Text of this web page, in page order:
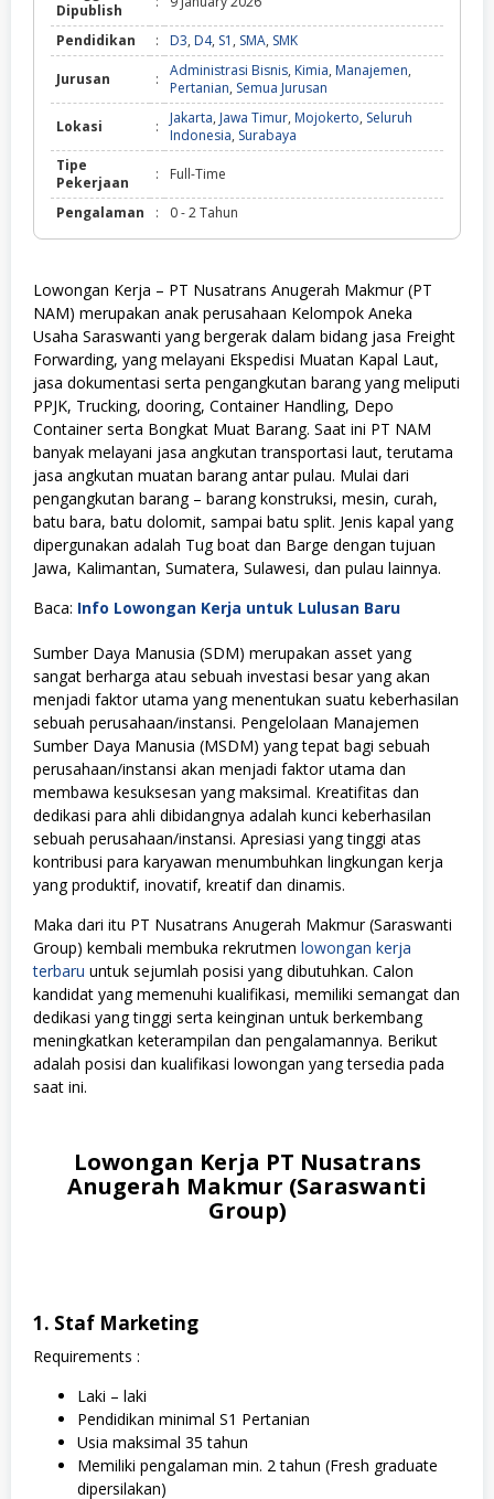
Dipublish
Pendidikan : D3, D4, S1 , SMA, SMK
Jurusan : Administrasi Bisnis, Kimia, Manajemen,
Pertanian, Semua Jurusan
Lokasi : Jakarta, Jawa Timur, Mojokerto, Seluruh
Indonesia, Surabaya
Tipe
Pekerjaan
: Full-Time
Pengalaman : 0 - 2 Tahun
Lowongan Kerja – PT Nusatrans Anugerah Makmur (PT
NAM) merupakan anak perusahaan Kelompok Aneka
Usaha Saraswanti yang bergerak dalam bidang jasa Freight
Forwarding, yang melayani Ekspedisi Muatan Kapal Laut,
jasa dokumentasi serta pengangkutan barang yang meliputi
PPJK, Trucking, dooring, Container Handling, Depo
Container serta Bongkat Muat Barang. Saat ini PT NAM
banyak melayani jasa angkutan transportasi laut, terutama
jasa angkutan muatan barang antar pulau. Mulai dari
pengangkutan barang – barang konstruksi, mesin, curah,
batu bara, batu dolomit, sampai batu split. Jenis kapal yang
dipergunakan adalah Tug boat dan Barge dengan tujuan
Jawa, Kalimantan, Sumatera, Sulawesi, dan pulau lainnya.
Baca: Info Lowongan Kerja untuk Lulusan Baru
Sumber Daya Manusia (SDM) merupakan asset yang
sangat berharga atau sebuah investasi besar yang akan
menjadi faktor utama yang menentukan suatu keberhasilan
sebuah perusahaan/instansi. Pengelolaan Manajemen
Sumber Daya Manusia (MSDM) yang tepat bagi sebuah
perusahaan/instansi akan menjadi faktor utama dan
membawa kesuksesan yang maksimal. Kreatifitas dan
dedikasi para ahli dibidangnya adalah kunci keberhasilan
sebuah perusahaan/instansi. Apresiasi yang tinggi atas
kontribusi para karyawan menumbuhkan lingkungan kerja
yang produktif, inovatif, kreatif dan dinamis.
Maka dari itu PT Nusatrans Anugerah Makmur (Saraswanti
Group) kembali membuka rekrutmen lowongan kerja
terbaru untuk sejumlah posisi yang dibutuhkan. Calon
kandidat yang memenuhi kualifikasi, memiliki semangat dan
dedikasi yang tinggi serta keinginan untuk berkembang
meningkatkan keterampilan dan pengalamannya. Berikut
adalah posisi dan kualifikasi lowongan yang tersedia pada
saat ini.
Lowongan Kerja PT Nusatrans
Anugerah Makmur (Saraswanti
Group)
1. Staf Marketing
Requirements :
Laki – laki
Pendidikan minimal S1 Pertanian
Usia maksimal 35 tahun
Memiliki pengalaman min. 2 tahun (Fresh graduate
dipersilakan)